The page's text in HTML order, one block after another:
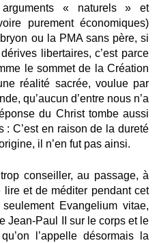
« naturels » et
purement économiques)
ou la PMA sans père, si
libertaires, c’est parce
le sommet de la Création
réalité sacrée, voulue par
qu’aucun d’entre nous n’a
du Christ tombe aussi
: C’est en raison de la dureté
il n’en fut pas ainsi.
conseiller, au passage, à
et de méditer pendant cet
Evangelium vitae,
Jean-Paul II sur le corps et le
l’appelle désormais la